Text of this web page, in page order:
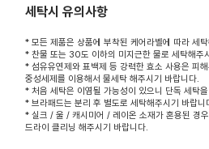
세탁시 유의사항
* 모든 제품은 상품에 부착된 케어라벨에 따라 세
* 찬물 또는 30도 이하의 미지근한 물로 세탁해주
* 섬유유연제와 표백제 등 강력한 효소 사용은 피해
중성세제를 이용해서 물세탁 해주시기 바랍니다.
* 처음 세탁은 이염될 가능성이 있으니 단독 세탁
* 브라패드는 분리 후 별도로 세탁해주시기 바랍니
* 실크 / 울 / 캐시미어 / 레이온 소재가 혼용된 경우
드라이 클리닝 해주시기 바랍니다.